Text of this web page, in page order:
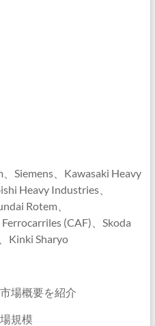
Siemens、Kawasaki Heavy
Heavy Industries、
Rotem、
(CAF)、Skoda
Kinki Sharyo
場概要を紹介
規模